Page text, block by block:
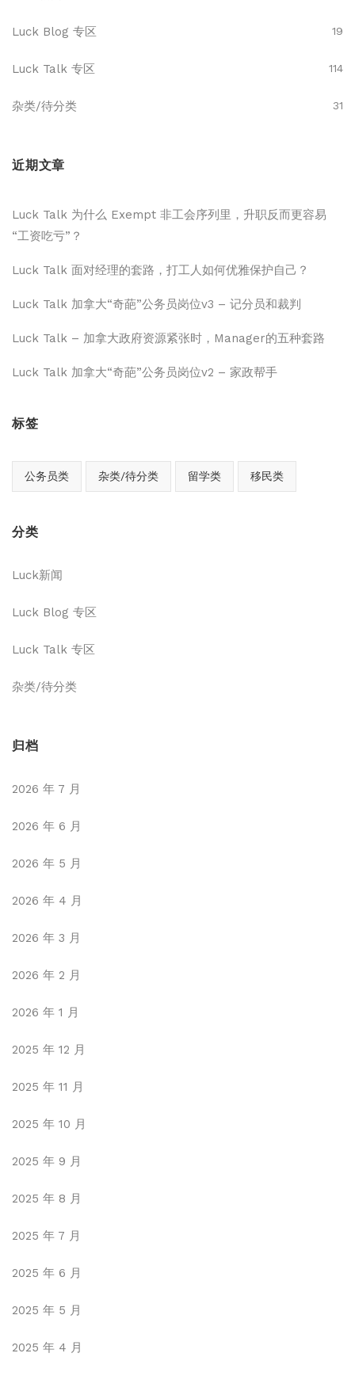
Luck Blog 专区 19
Luck Talk 专区 114
杂类/待分类 31
近期文章
Luck Talk 为什么 Exempt 非工会序列里，升职反而更容易
“工资吃亏”？
Luck Talk 面对经理的套路，打工人如何优雅保护自己？
Luck Talk 加拿大“奇葩”公务员岗位v3 – 记分员和裁判
Luck Talk – 加拿大政府资源紧张时，Manager的五种套路
Luck Talk 加拿大“奇葩”公务员岗位v2 – 家政帮手
标签
公务员类 杂类/待分类 留学类 移民类
分类
Luck新闻
Luck Blog 专区
Luck Talk 专区
杂类/待分类
归档
2026 年 7 月
2026 年 6 月
2026 年 5 月
2026 年 4 月
2026 年 3 月
2026 年 2 月
2026 年 1 月
2025 年 12 月
2025 年 11 月
2025 年 10 月
2025 年 9 月
2025 年 8 月
2025 年 7 月
2025 年 6 月
2025 年 5 月
2025 年 4 月